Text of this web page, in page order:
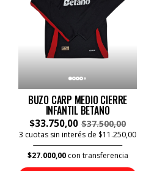
BUZO CARP MEDIO CIERRE
INFANTIL BETANO
$33.750,00 $37.500,00
3 cuotas sin interés de $11.250,00
$27.000,00con transferencia